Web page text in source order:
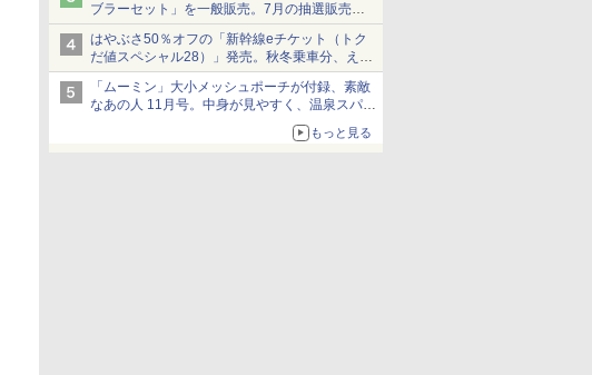
ブラーセット」を一般販売。7月の抽選販売の
当選無効分
はやぶさ50％オフの「新幹線eチケット（トク
だ値スペシャル28）」発売。秋冬乗車分、えき
ねっと限定
「ムーミン」大小メッシュポーチが付録、素敵
なあの人 11月号。中身が見やすく、温泉スパに
もっと見る